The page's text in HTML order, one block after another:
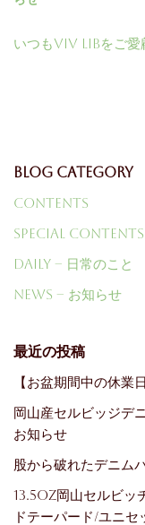
いつもViV LiBをご愛
Blog Category
Contents
Special Contents
Daily – 日常のこと
News – お知らせ
最近の投稿
【お盆期間中の休業
岡山産セルビッジデ
お知らせ
股から破れたデニム
13.5oz岡山セルビッ
ドテーパード/ユニセ